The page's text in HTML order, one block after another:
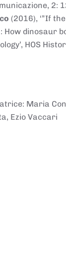
2:
(2016), ‘”If
How dinosaur
HOS
Maria
Ezio Vaccari